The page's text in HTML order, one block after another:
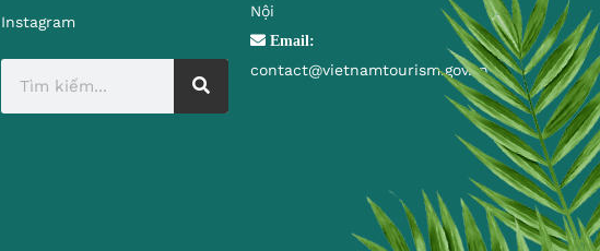
Instagram
Nội
Email:
contact@vietnamtourism.gov.vn